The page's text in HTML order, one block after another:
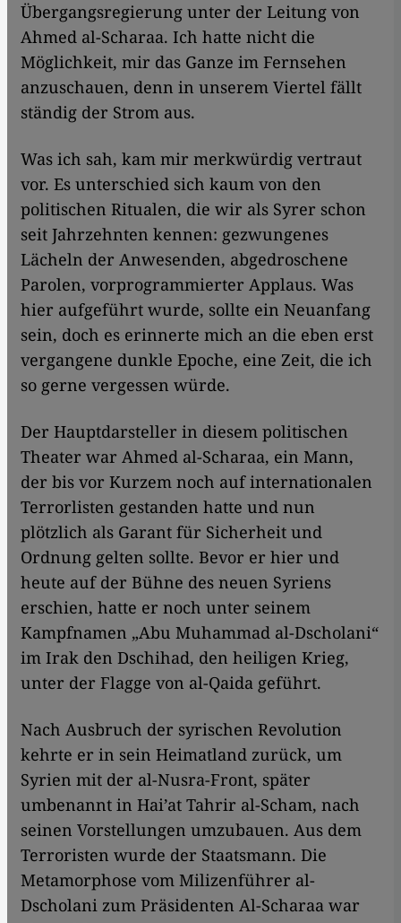
Übergangsregierung unter der Leitung von
Ahmed al-Scharaa. Ich hatte nicht die
Möglichkeit, mir das Ganze im Fernsehen
anzuschauen, denn in unserem Viertel fällt
ständig der Strom aus.
Was ich sah, kam mir merkwürdig vertraut
vor. Es unterschied sich kaum von den
politischen Ritualen, die wir als Syrer schon
seit Jahrzehnten kennen: gezwungenes
Lächeln der Anwesenden, abgedroschene
Parolen, vorprogrammierter Applaus. Was
hier aufgeführt wurde, sollte ein Neuanfang
sein, doch es erinnerte mich an die eben erst
vergangene dunkle Epoche, eine Zeit, die ich
so gerne vergessen würde.
Der Hauptdarsteller in diesem politischen
Theater war Ahmed al-Scharaa, ein Mann,
der bis vor Kurzem noch auf internationalen
Terrorlisten gestanden hatte und nun
plötzlich als Garant für Sicherheit und
Ordnung gelten sollte. Bevor er hier und
heute auf der Bühne des neuen Syriens
erschien, hatte er noch unter seinem
Kampfnamen „Abu Muhammad al-Dscholani“
im Irak den Dschihad, den heiligen Krieg,
unter der Flagge von al-Qaida geführt.
Nach Ausbruch der syrischen Revolution
kehrte er in sein Heimatland zurück, um
Syrien mit der al-Nusra-Front, später
umbenannt in Hai’at Tahrir al-Scham, nach
seinen Vorstellungen umzubauen. Aus dem
Terroristen wurde der Staatsmann. Die
Metamorphose vom Milizenführer al-
Dscholani zum Präsidenten Al-Scharaa war